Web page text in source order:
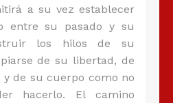
a su vez establecer
entre su pasado y su
los hilos de su
de su libertad, de
y de su cuerpo como no
hacerlo. El camino